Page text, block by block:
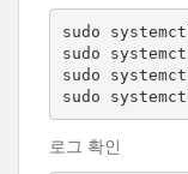
sudo
sudo
sudo
sudo
로그 확인